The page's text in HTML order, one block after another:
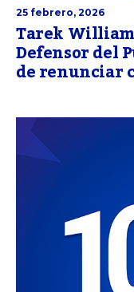
25 febrero, 2026
Tarek William
Defensor del
de renunciar